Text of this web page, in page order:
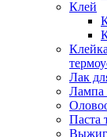
Клей
Лак
Паста